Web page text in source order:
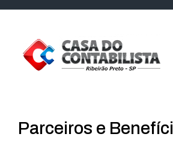
Parceiros e